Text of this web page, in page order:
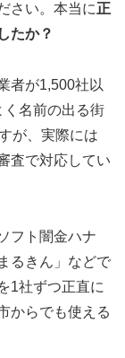
さい。本当に正
たか？
者が1,500社以
く名前の出る街
が、実際には
査で対応してい
フト闇金ハナ
るきん」などで
1社ずつ正直に
からでも使える